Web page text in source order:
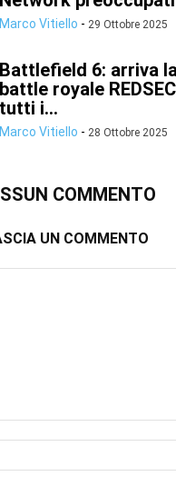
Marco Vitiello - 29 Ottobre 2025
Battlefield 6: arriva
battle royale
tutti i...
Marco Vitiello - 28 Ottobre 2025
COMMENTO
UN COMMENTO